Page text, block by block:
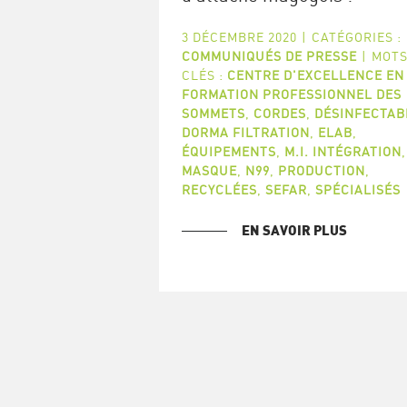
3 DÉCEMBRE 2020 | CATÉGORIES :
COMMUNIQUÉS DE PRESSE |
CLÉS : CENTRE D'EXCELLENCE EN
FORMATION PROFESSIONNEL DES
SOMMETS
CORDES
DORMA FILTRATION
ELAB
ÉQUIPEMENTS
M.I. INTÉGRATION
MASQUE, N99 PRODUCTION
RECYCLÉES SEFAR SPÉCIALISÉS
EN SAVOIR PLUS